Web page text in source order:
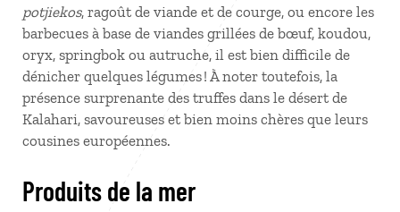
potjiekos, ragoût de viande et de courge, ou encore les
barbecues à base de viandes grillées de bœuf, koudou,
oryx, springbok ou autruche, il est bien difficile de
dénicher quelques légumes ! À noter toutefois, la
présence surprenante des truffes dans le désert de
Kalahari, savoureuses et bien moins chères que leurs
cousines européennes.
Produits de la mer